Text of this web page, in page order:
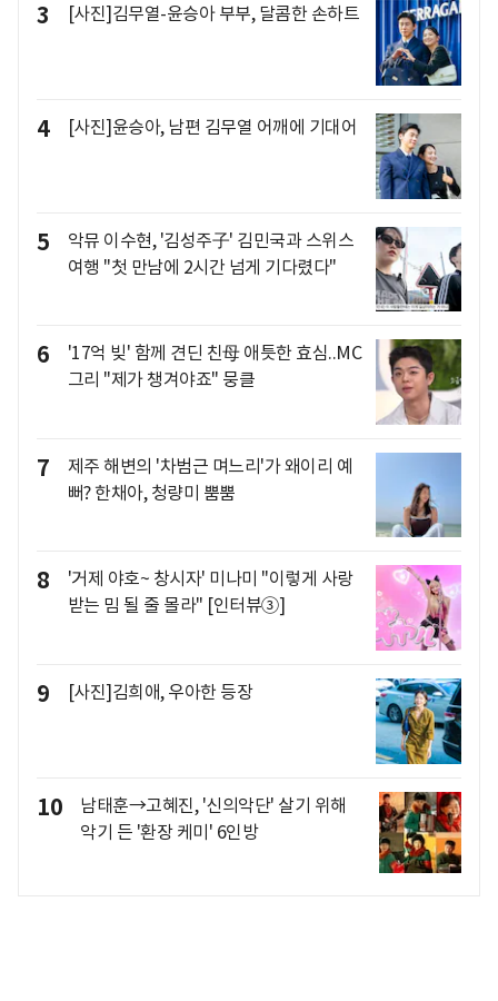
3 [사진]김무열-윤승아 부부, 달콤한 손하트
4 [사진]윤승아, 남편 김무열 어깨에 기대어
5
악뮤 이수현, '김성주子' 김민국과 스위스
여행 "첫 만남에 2시간 넘게 기다렸다"
6
'17억 빚' 함께 견딘 친母 애틋한 효심..MC
그리 "제가 챙겨야죠" 뭉클
7
제주 해변의 '차범근 며느리'가 왜이리 예
뻐? 한채아, 청량미 뿜뿜
8
'거제 야호~ 창시자' 미나미 "이렇게 사랑
받는 밈 될 줄 몰라" [인터뷰③]
9 [사진]김희애, 우아한 등장
10
남태훈→고혜진, '신의악단' 살기 위해
악기 든 '환장 케미' 6인방